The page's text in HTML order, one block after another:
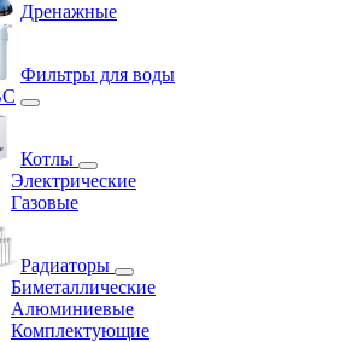
Дренажные
Фильтры для воды
Котлы
Электрические
Газовые
Радиаторы
Биметаллические
Алюминиевые
Комплектующие